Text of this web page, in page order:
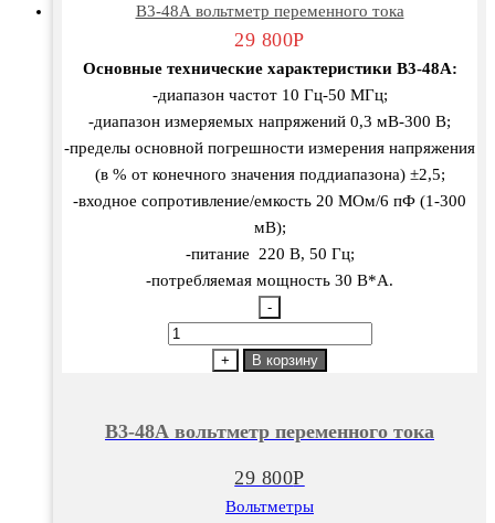
В3-48А вольтметр переменного тока
29 800Р
Основные технические характеристики В3-48А:
-диапазон частот 10 Гц-50 МГц;
-диапазон измеряемых напряжений 0,3 мВ-300 В;
-пределы основной погрешности измерения напряжения
(в % от конечного значения поддиапазона) ±2,5;
-входное сопротивление/емкость 20 МОм/6 пФ (1-300
мВ);
-питание 220 В, 50 Гц;
-потребляемая мощность 30 В*А.
-
Количество
вольтметр
+ В корзину
В3-48А вольтметр переменного тока
29 800Р
Вольтметры